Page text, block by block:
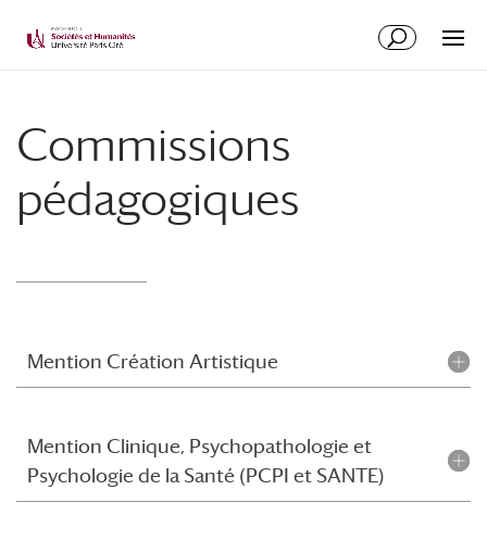
Commissions
pédagogiques
Mention Création Artistique
Mention Clinique, Psychopathologie et
Psychologie de la Santé (PCPI et SANTE)